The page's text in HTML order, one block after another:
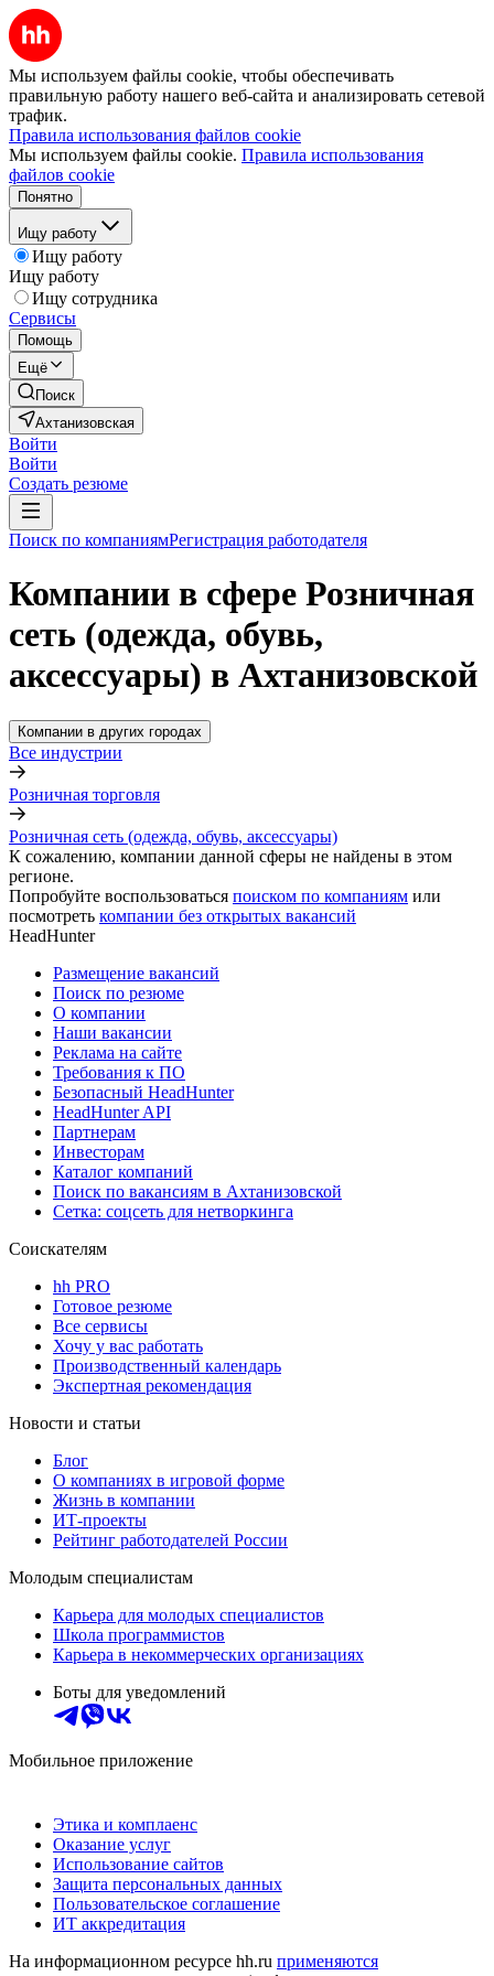
Мы используем файлы cookie, чтобы обеспечивать
правильную работу нашего веб-сайта и анализировать сетевой
трафик.
Правила использования файлов cookie
Мы используем файлы cookie. Правила использования
файлов cookie
Понятно
Ищу работу
Ищу работу
Ищу работу
Ищу сотрудника
Сервисы
Помощь
Ещё
Поиск
Ахтанизовская
Войти
Войти
Создать резюме
Поиск по компаниямРегистрация работодателя
Компании в сфере Розничная
сеть (одежда, обувь,
аксессуары) в Ахтанизовской
Компании в других городах
Все индустрии
Розничная торговля
Розничная сеть (одежда, обувь, аксессуары)
К сожалению, компании данной сферы не найдены в этом
регионе.
Попробуйте воспользоваться поиском по компаниям или
посмотреть компании без открытых вакансий
HeadHunter
Размещение вакансий
Поиск по резюме
О компании
Наши вакансии
Реклама на сайте
Требования к ПО
Безопасный HeadHunter
HeadHunter API
Партнерам
Инвесторам
Каталог компаний
Поиск по вакансиям в Ахтанизовской
Сетка: соцсеть для нетворкинга
Соискателям
hh PRO
Готовое резюме
Все сервисы
Хочу у вас работать
Производственный календарь
Экспертная рекомендация
Новости и статьи
Блог
О компаниях в игровой форме
Жизнь в компании
ИТ-проекты
Рейтинг работодателей России
Молодым специалистам
Карьера для молодых специалистов
Школа программистов
Карьера в некоммерческих организациях
Боты для уведомлений
Мобильное приложение
Этика и комплаенс
Оказание услуг
Использование сайтов
Защита персональных данных
Пользовательское соглашение
ИТ аккредитация
На информационном ресурсе hh.ru применяются